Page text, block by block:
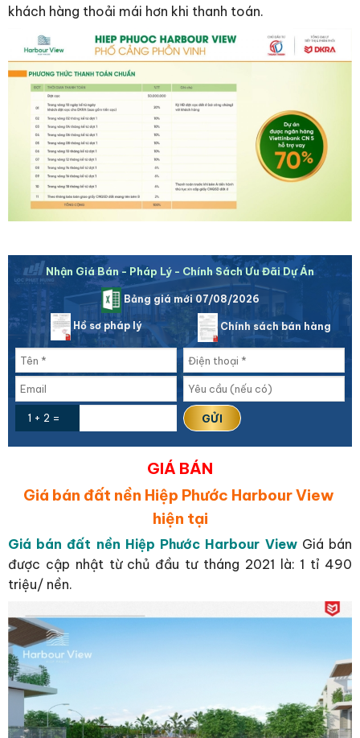
khách hàng thoải mái hơn khi thanh toán.
Nhận Giá Bán - Pháp Lý - Chính Sách Ưu Đãi Dự Án
Bảng giá mới 07/08/2026
Hồ sơ pháp lý Chính sách bán hàng
1 + 2 =
GIÁ BÁN
Giá bán đất nền Hiệp Phước Harbour View
hiện tại
Giá bán đất nền Hiệp Phước Harbour ViewGiá bán
được cập nhật từ chủ đầu tư tháng 2021 là: 1 tỉ 490
triệu/ nền.